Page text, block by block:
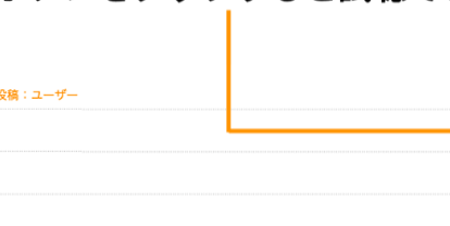
証されませんので、あらかじめご了承ください。
願い致します。
詞サイト「
▼セットリストの誤りを報告する